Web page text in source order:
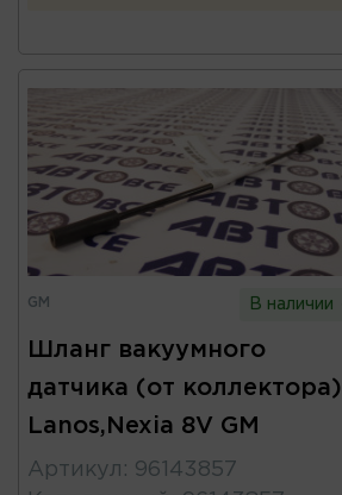
GM В наличии
Шланг вакуумного
датчика (от коллектора)
Lanos,Nexia 8V GM
Артикул : 96143857